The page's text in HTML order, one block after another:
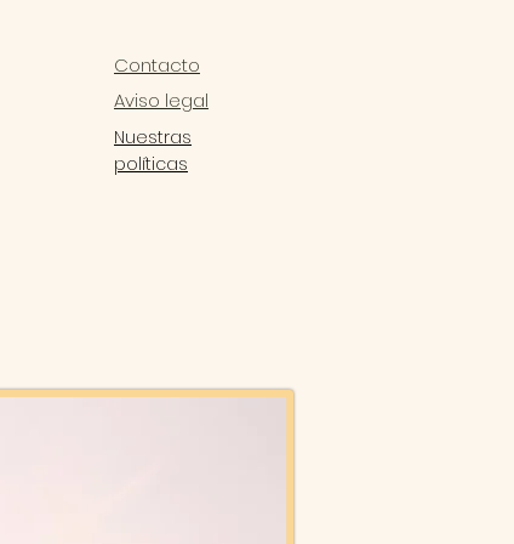
Contacto
Aviso legal
Nuestras
políticas